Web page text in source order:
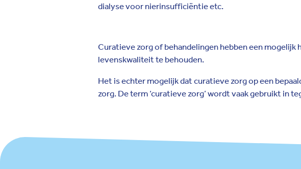
dialyse voor nierinsufficiëntie etc.
Curatieve zorg of behandelingen hebben een mogelijk
levenskwaliteit te behouden.
Het is echter mogelijk dat curatieve zorg op een
zorg. De term ‘curatieve zorg’ wordt vaak gebruikt in